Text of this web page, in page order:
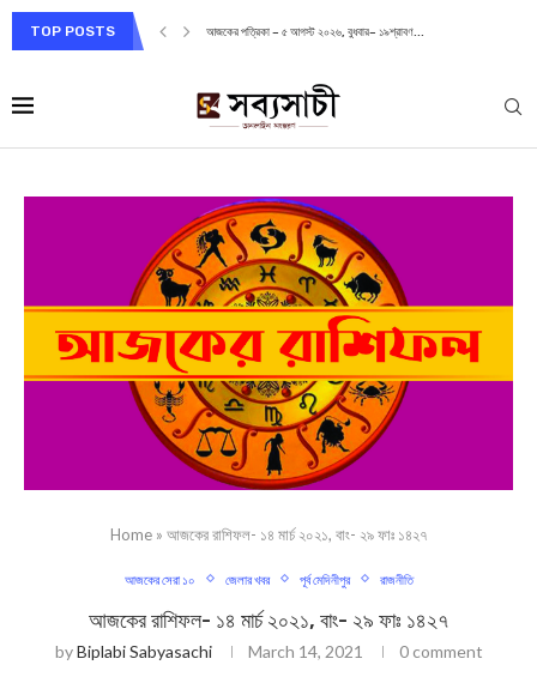
TOP POSTS আজকের পত্রিকা – ৫ আগস্ট ২০২৬, বুধবার– ১৯শ্রাবণ...
Home» আজকের রাশিফল- ১৪ মার্চ ২০২১, বাং- ২৯ ফাঃ ১৪২৭
আজকের সেরা ১০ জেলার খবর পূর্ব মেদিনীপুর রাজনীতি
আজকের রাশিফল- ১৪ মার্চ ২০২১, বাং- ২৯ ফাঃ ১৪২৭
byBiplabi Sabyasachi March 14, 2021 0 comment